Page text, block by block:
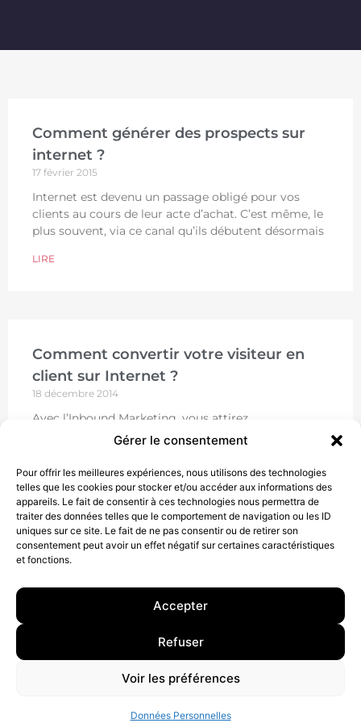
Gérer le consentement
Pour offrir les meilleures expériences, nous utilisons des technologies
telles que les cookies pour stocker et/ou accéder aux informations des
appareils. Le fait de consentir à ces technologies nous permettra de
traiter des données telles que le comportement de navigation ou les ID
uniques sur ce site. Le fait de ne pas consentir ou de retirer son
consentement peut avoir un effet négatif sur certaines caractéristiques
et fonctions.
Accepter
Refuser
Voir les préférences
Données Personnelles
Comment générer des prospects sur
internet ?
17 février 2015
Internet est devenu un passage obligé pour vos
clients au cours de leur acte d’achat. C’est même, le
plus souvent, via ce canal qu’ils débutent désormais
LIRE
Comment convertir votre visiteur en
client sur Internet ?
18 décembre 2014
Avec l’Inbound Marketing, vous attirez
naturellement vos cibles en leur offrant des
problèmes. Pour dégager le maximum de
LIRE
–